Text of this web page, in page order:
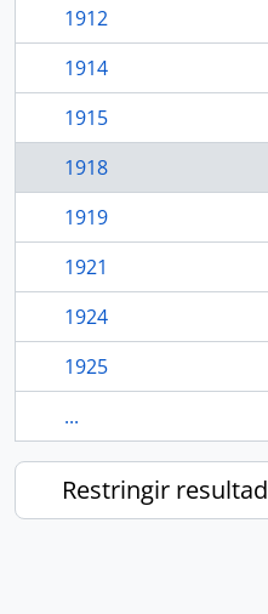
1912
1914
1915
1918
1919
1921
1924
1925
...
Restringir